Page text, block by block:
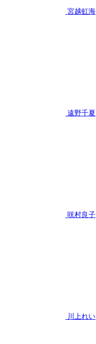
宮越虹海
遠野千夏
咲村良子
川上れい